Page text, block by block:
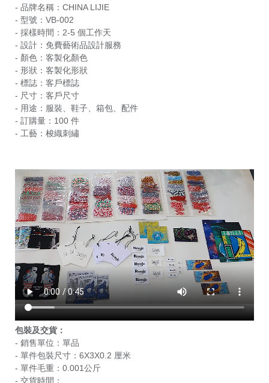
- 品牌名稱：CHINA LIJIE
- 型號：VB-002
- 採樣時間：2-5 個工作天
- 設計：免費藝術品設計服務
- 顏色：客製化顏色
- 形狀：客製化形狀
- 標誌：客戶標誌
- 尺寸：客戶尺寸
- 用途：服裝、鞋子、箱包、配件
- 訂購量：100 件
- 工藝：梭織刺繡
包裝及交貨：
- 銷售單位：單品
- 單件包裝尺寸：6X3X0.2 厘米
- 單件毛重：0.001公斤
- 交貨時間：